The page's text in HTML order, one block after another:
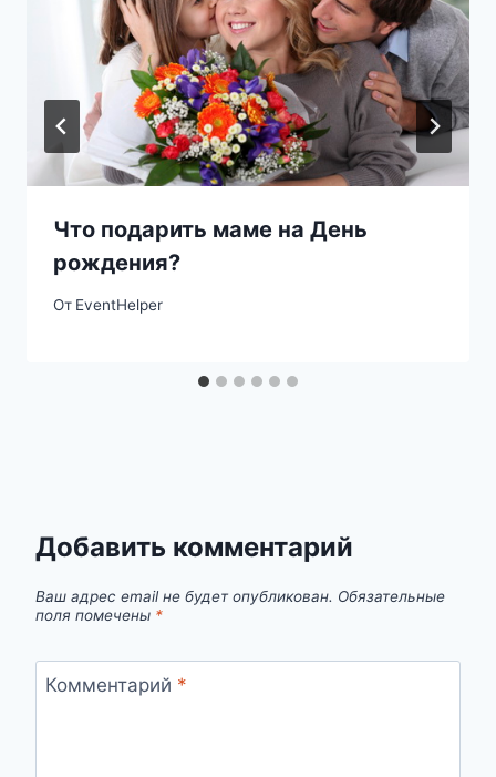
Что подарить маме на День
рождения?
От EventHelper
Добавить комментарий
Ваш адрес email не будет опубликован. Обязательные
поля помечены *
Комментарий *